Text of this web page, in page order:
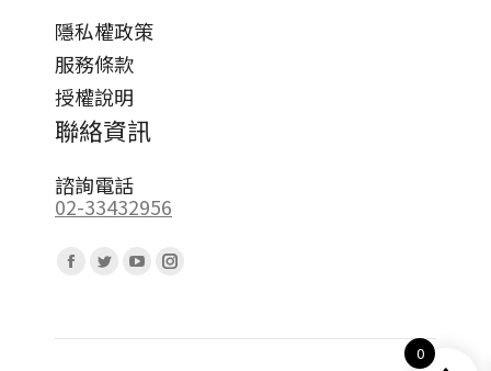
隱私權政策
服務條款
授權說明
聯絡資訊
諮詢電話
02-33432956
Facebook
opens
Twitter
opens
YouTube
opens
Instagram
opens
0